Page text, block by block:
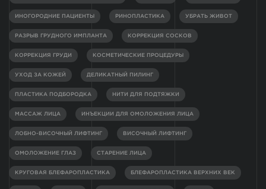
ИНОГОРОДНИЕ ПАЦИЕНТЫ РИНОПЛАСТИКА УБРАТЬ ЖИВОТ
РАЗРЫВ ГРУДНОГО ИМПЛАНТА КОРРЕКЦИЯ СОСКОВ
КОРРЕКЦИЯ ГРУДИ КОСМЕТИЧЕСКИЕ ПРОЦЕДУРЫ
УХОД ЗА КОЖЕЙ ДЕЛИКАТНЫЙ ПИЛИНГ
ПЛАСТИКА ПОДБОРОДКА НИТИ ДЛЯ ПОДТЯЖКИ
МАССАЖ ЛИЦА ИНЪЕКЦИИ ДЛЯ ОМОЛОЖЕНИЯ ЛИЦА
ЛОБНО-ВИСОЧНЫЙ ЛИФТИНГ ВИСОЧНЫЙ ЛИФТИНГ
ОМОЛОЖЕНИЕ ГЛАЗ СТАРЕНИЕ ЛИЦА
КРУГОВАЯ БЛЕФАРОПЛАСТИКА БЛЕФАРОПЛАСТИКА ВЕРХНИХ ВЕК